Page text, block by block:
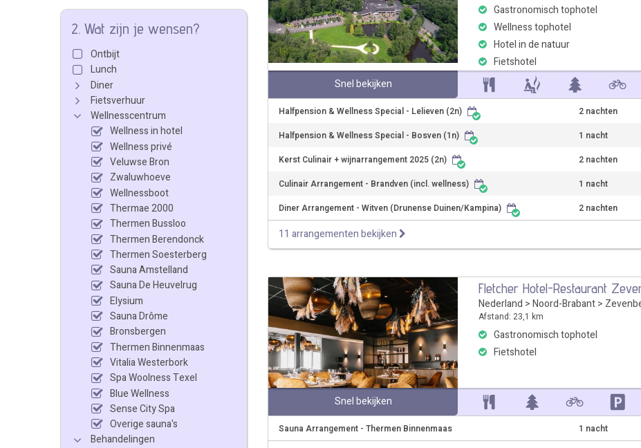
2. Wat zijn je wensen?
Ontbijt
Lunch
Diner
Fietsverhuur
Wellnesscentrum
Wellness in hotel
Wellness privé
Veluwse Bron
Zwaluwhoeve
Wellnessboot
Thermae 2000
Thermen Bussloo
Thermen Berendonck
Thermen Soesterberg
Sauna Amstelland
Sauna De Heuvelrug
Elysium
Sauna Drôme
Bronsbergen
Thermen Binnenmaas
Vitalia Westerbork
Spa Woolness Texel
Blue Wellness
Sense City Spa
Overige sauna's
Behandelingen
Gastronomisch tophotel
Wellness tophotel
Hotel in de natuur
Fietshotel
Snel bekijken
Halfpension & Wellness Special - Lelieven (2n) 2 nachten
Halfpension & Wellness Special - Bosven (1n)
1 nacht
Kerst Culinair + wijnarrangement 2025 (2n)
2 nachten
Culinair Arrangement - Brandven (incl. wellness)
1 nacht
Diner Arrangement - Witven (Drunense Duinen/Kampina)
2 nachten
11 arrangementen bekijken
Fletcher Hotel-Restaurant
Nederland > Noord-Brabant>
Afstand: 23,1 km
Gastronomisch tophotel
Fietshotel
Snel bekijken
Sauna Arrangement - Thermen Binnenmaas 1 nacht